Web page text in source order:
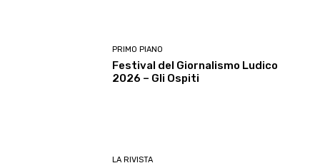
PRIMO PIANO
Festival del Giornalismo Ludico
2026 – Gli Ospiti
LA RIVISTA